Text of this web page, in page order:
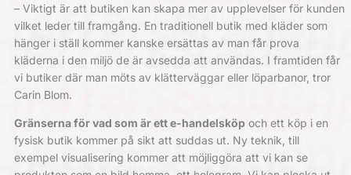
– Viktigt är att butiken kan skapa mer av upplevelser för kunden
vilket leder till framgång. En traditionell butik med kläder som
hänger i ställ kommer kanske ersättas av man får prova
kläderna i den miljö de är avsedda att användas. I framtiden får
vi butiker där man möts av klätterväggar eller löparbanor, tror
Carin Blom.
Gränserna för vad som är ett e-handelsköpoch ett köp i en
fysisk butik kommer på sikt att suddas ut. Ny teknik, till
exempel visualisering kommer att möjliggöra att vi kan se